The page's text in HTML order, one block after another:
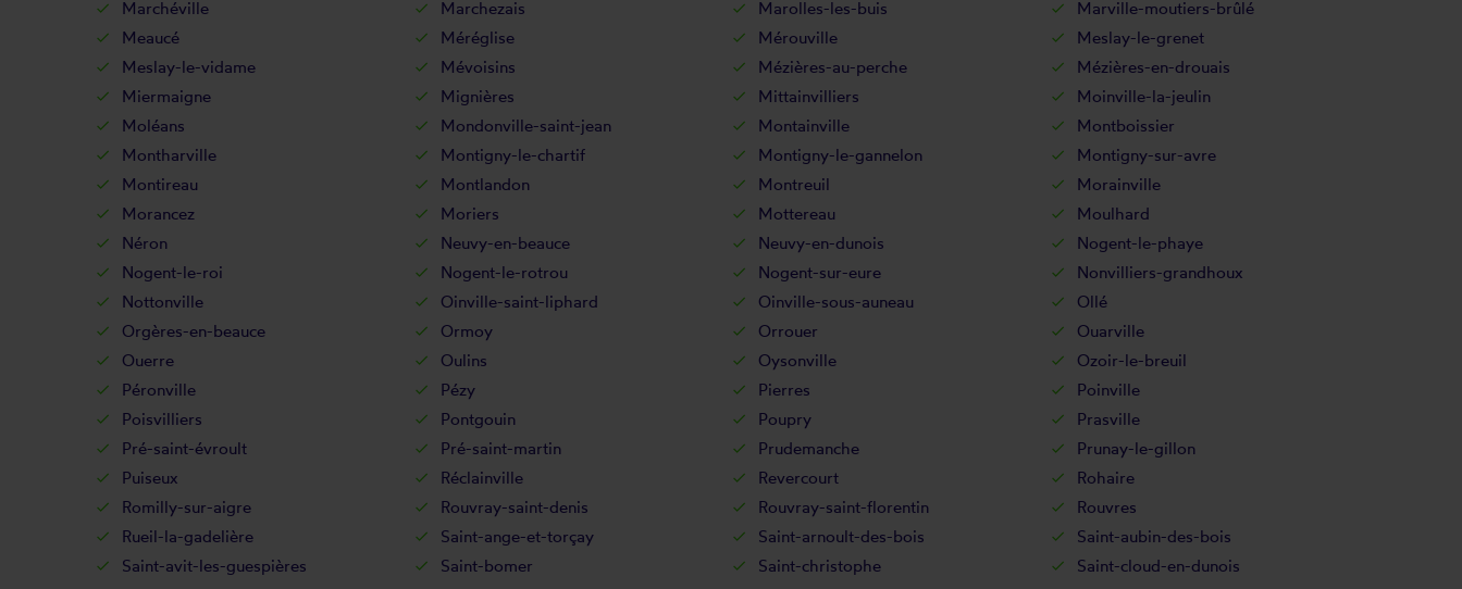
Marchéville
Marchezais Marolles-les-buis
Marville-moutiers-brûlé
Meaucé
Méréglise Mérouville
Meslay-le-grenet
Meslay-le-vidame
Mévoisins Mézières-au-perche
Mézières-en-drouais
Miermaigne
Mignières Mittainvilliers
Moinville-la-jeulin
Moléans
Mondonville-saint-jean Montainville
Montboissier
Montharville
Montigny-le-chartif Montigny-le-gannelon
Montigny-sur-avre
Montireau
Montlandon Montreuil
Morainville
Morancez
Moriers Mottereau
Moulhard
Néron
Neuvy-en-beauce Neuvy-en-dunois
Nogent-le-phaye
Nogent-le-roi
Nogent-le-rotrou Nogent-sur-eure
Nonvilliers-grandhoux
Nottonville
Oinville-saint-liphard Oinville-sous-auneau
Ollé
Orgères-en-beauce
Ormoy Orrouer
Ouarville
Ouerre
Oulins Oysonville
Ozoir-le-breuil
Péronville
Pézy Pierres
Poinville
Poisvilliers
Pontgouin Poupry
Prasville
Pré-saint-évroult
Pré-saint-martin Prudemanche
Prunay-le-gillon
Puiseux
Réclainville Revercourt
Rohaire
Romilly-sur-aigre
Rouvray-saint-denis Rouvray-saint-florentin
Rouvres
Rueil-la-gadelière
Saint-ange-et-torçay Saint-arnoult-des-bois
Saint-aubin-des-bois
Saint-avit-les-guespières
Saint-bomer Saint-christophe
Saint-cloud-en-dunois